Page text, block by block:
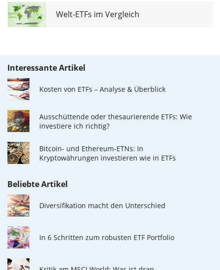
Welt-ETFs im Vergleich
Interessante Artikel
Kosten von ETFs – Analyse & Überblick
Ausschüttende oder thesaurierende ETFs: Wie
investiere ich richtig?
Bitcoin- und Ethereum-ETNs: In
Kryptowährungen investieren wie in ETFs
Beliebte Artikel
Diversifikation macht den Unterschied
In 6 Schritten zum robusten ETF Portfolio